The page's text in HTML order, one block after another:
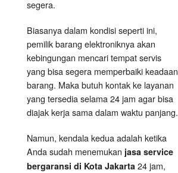
segera.
Biasanya dalam kondisi seperti ini,
pemilik barang elektroniknya akan
kebingungan mencari tempat servis
yang bisa segera memperbaiki keadaan
barang. Maka butuh kontak ke layanan
yang tersedia selama 24 jam agar bisa
diajak kerja sama dalam waktu panjang.
Namun, kendala kedua adalah ketika
Anda sudah menemukan jasa service
bergaransi di Kota Jakarta 24 jam,